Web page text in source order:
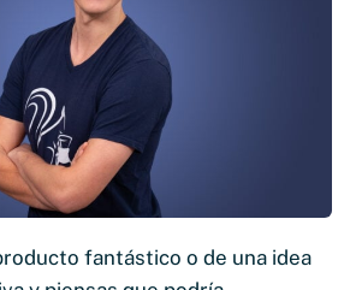
fantástico o de una idea